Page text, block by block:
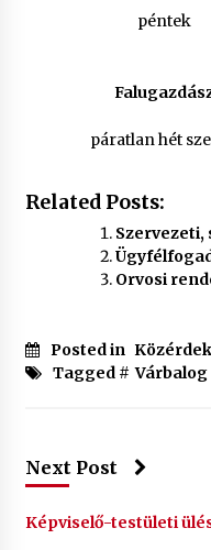
péntek
páratlan hét
Related Posts:
Szervezeti,
Orvosi
Posted in
Tagged # Várbalog
Next Post
Képviselő-testületi